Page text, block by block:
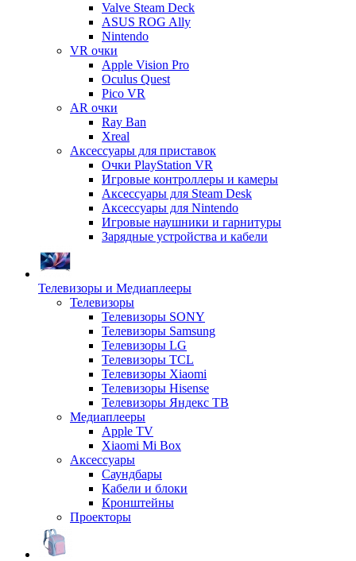
Valve Steam Deck
ASUS ROG Ally
Nintendo
VR очки
Apple Vision Pro
Oculus Quest
Pico VR
AR очки
Ray Ban
Xreal
Аксессуары для приставок
Очки PlayStation VR
Игровые контроллеры и камеры
Аксессуары для Steam Desk
Аксессуары для Nintendo
Игровые наушники и гарнитуры
Зарядные устройства и кабели
Телевизоры и Медиаплееры
Телевизоры
Телевизоры SONY
Телевизоры Samsung
Телевизоры LG
Телевизоры TCL
Телевизоры Xiaomi
Телевизоры Hisense
Телевизоры Яндекс ТВ
Медиаплееры
Apple TV
Xiaomi Mi Box
Аксессуары
Саундбары
Кабели и блоки
Кронштейны
Проекторы